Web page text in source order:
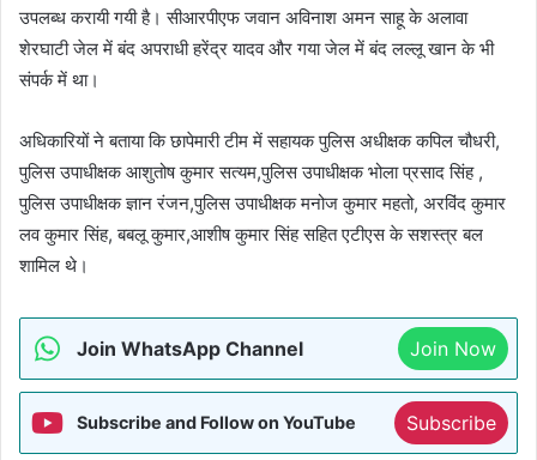
उपलब्ध करायी गयी है। सीआरपीएफ जवान अविनाश अमन साहू के अलावा
शेरघाटी जेल में बंद अपराधी हरेंद्र यादव और गया जेल में बंद लल्लू खान के भी
संपर्क में था।
अधिकारियों ने बताया कि छापेमारी टीम में सहायक पुलिस अधीक्षक कपिल चौधरी,
पुलिस उपाधीक्षक आशुतोष कुमार सत्यम,पुलिस उपाधीक्षक भोला प्रसाद सिंह ,
पुलिस उपाधीक्षक ज्ञान रंजन,पुलिस उपाधीक्षक मनोज कुमार महतो, अरविंद कुमार
लव कुमार सिंह, बबलू कुमार,आशीष कुमार सिंह सहित एटीएस के सशस्त्र बल
शामिल थे।
Join WhatsApp Channel Join Now
Subscribe and Follow on YouTube Subscribe